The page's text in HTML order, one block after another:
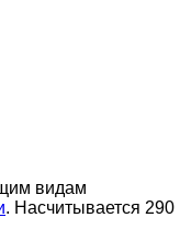
видам
. Насчитывается 290